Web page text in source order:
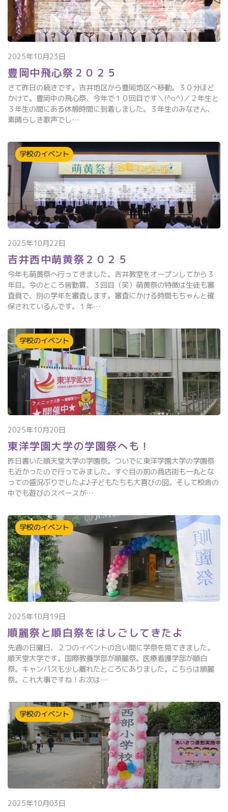
2025年10月23日
豊岡中飛心祭２０２５
さて昨日の続きです。吉井地区から豊岡地区へ移動。３０分ほど
かけて。豊岡中の飛心祭、今年で１０回目です＼(^o^)／２年生と
３年生の間にある休憩時間に到着しました。３年生のみなさん、
素晴らしき歌声でし…
学校のイベント
2025年10月22日
吉井西中萌黄祭２０２５
今年も萌黄祭へ行ってきました。吉井教室をオープンしてから３
年目。今のところ皆勤賞、３回目（笑）萌黄祭の特徴は生徒も審
査員で、別の学年を審査します。審査にかける時間もちゃんと確
保されているんです。１年…
学校のイベント
2025年10月20日
東洋学園大学の学園祭へも！
昨日書いた順天堂大学の学園祭。ついでに東洋学園大学の学園祭
も近かったので行ってみました。すぐ目の前の商店街も一丸とな
っての盛況ぶりでしたよ♪子どもたちも大喜びの図。そして校舎の
中でも遊びのスペースが…
学校のイベント
2025年10月19日
順麗祭と順白祭をはしごしてきたよ
先週の日曜日、２つのイベントの合い間に学祭を見てきました。
順天堂大学です。国際教養学部が順麗祭。医療看護学部が順白
祭。キャンパスも少し離れたところにありました。こちらは順麗
祭。これ大事ですね！お次は…
学校のイベント
2025年10月03日